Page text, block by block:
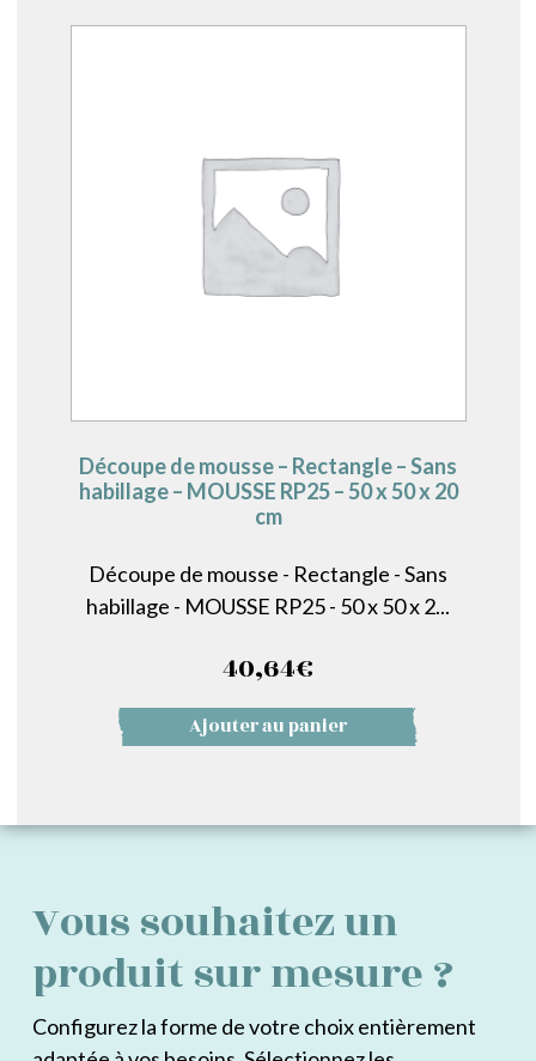
Découpe de mousse – Rectangle – Sans
habillage – MOUSSE RP25 – 50 x 50 x 20
cm
Découpe de mousse - Rectangle - Sans
habillage - MOUSSE RP25 - 50 x 50 x 2...
40,64€
Ajouter au panier
Vous souhaitez un
produit sur mesure ?
Configurez la forme de votre choix entièrement